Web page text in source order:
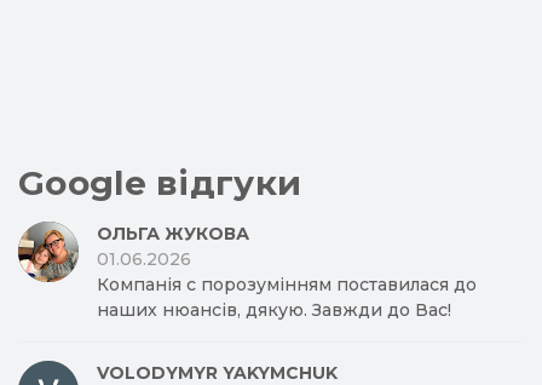
Google відгуки
ОЛЬГА ЖУКОВА
01.06.2026
Компанія с порозумінням поставилася до
наших нюансів, дякую. Завжди до Вас!
VOLODYMYR YAKYMCHUK